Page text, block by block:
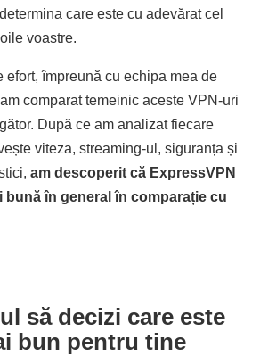
care este cu adevărat cel
voastre.
efort, împreună cu echipa mea de
comparat temeinic aceste VPN-uri
După ce am analizat fiecare
viteza, streaming-ul, siguranța și
am descoperit că ExpressVPN
bună în general în comparație cu
să decizi care este
bun pentru tine